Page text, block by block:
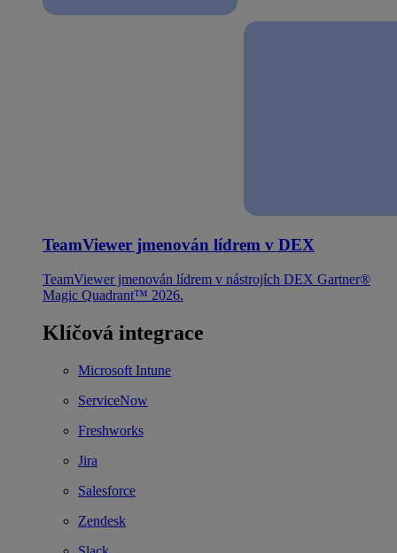
TeamViewer jmenován lídrem v DEX
TeamViewer jmenován lídrem v nástrojích DEX Gartner®
Magic Quadrant™ 2026.
Klíčová integrace
Microsoft Intune
ServiceNow
Freshworks
Jira
Salesforce
Zendesk